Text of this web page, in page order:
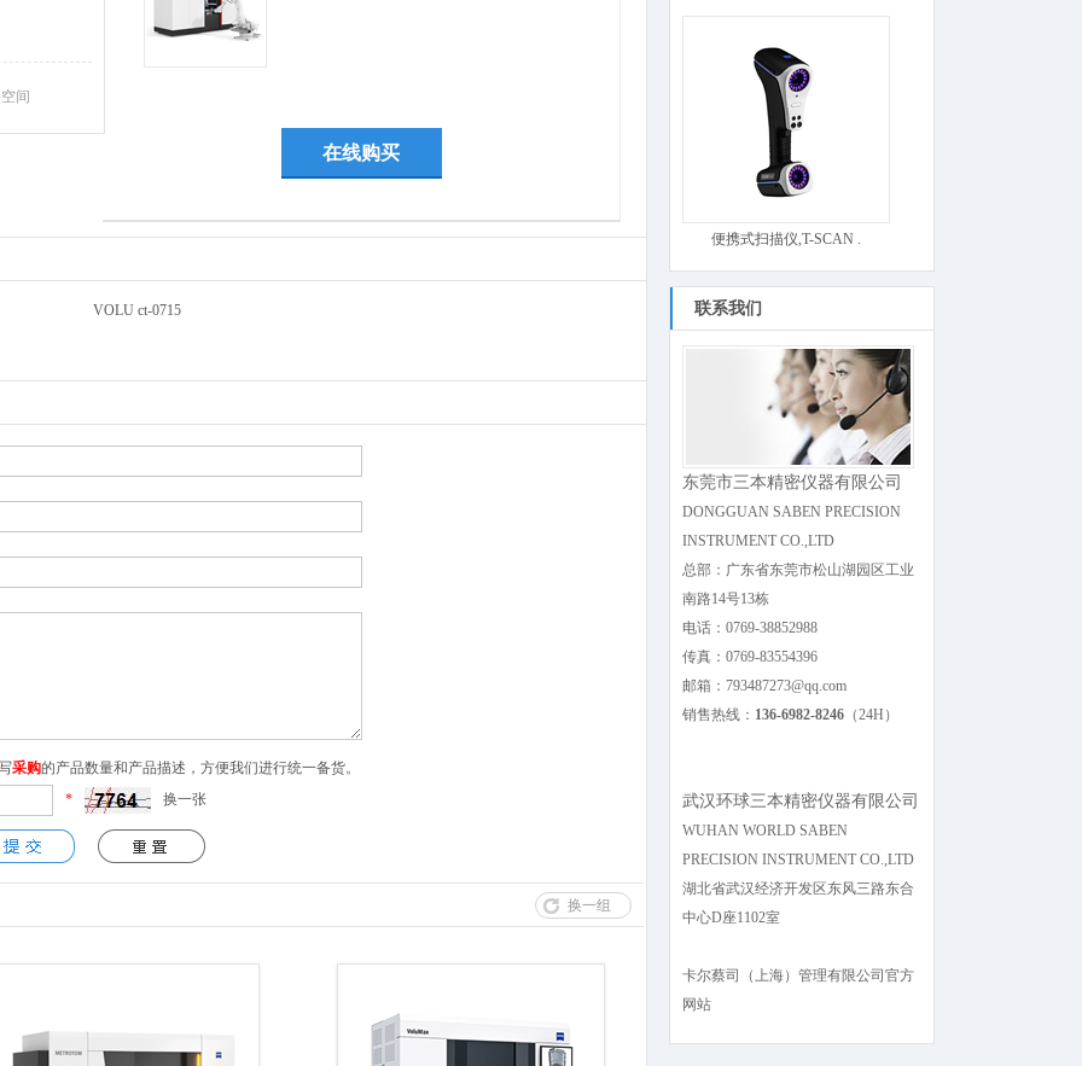
便携式扫描仪,T-SCAN .
联系我们
东莞市三本精密仪器有限公司
DONGGUAN SABEN PRECISION
INSTRUMENT CO.,LTD
总部：广东省东莞市松山湖园区工业
南路14号13栋
电话：0769-38852988
传真：0769-83554396
邮箱：793487273@qq.com
销售热线： 136-6982-8246 （24H）
武汉环球三本精密仪器有限公司
WUHAN WORLD SABEN
PRECISION INSTRUMENT CO.,LTD
湖北省武汉经济开发区东风三路东合
中心D座1102室
卡尔蔡司（上海）管理有限公司官方
网站
间
在线购买
采购的产品数量和产品描述，方便我们进行统一备货。
*
换一张
换一组